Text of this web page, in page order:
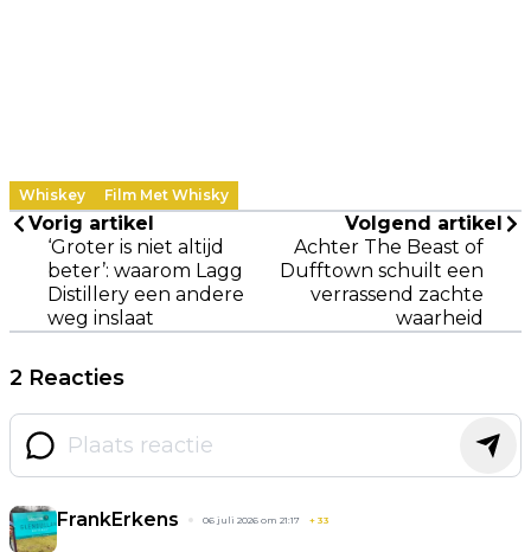
Whiskey Film Met Whisky
Vorig artikel
‘Groter is niet altijd
beter’: waarom Lagg
Distillery een andere
weg inslaat
Volgend artikel
Achter The Beast of
Dufftown schuilt een
verrassend zachte
waarheid
2 Reacties
FrankErkens 06 juli 2026 om 21:17 + 33